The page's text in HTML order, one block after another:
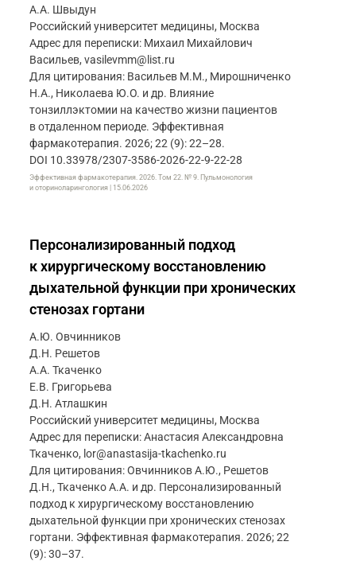
А.А. Швыдун
Российский университет медицины, Москва
Адрес для переписки: Михаил Михайлович
Васильев, vasilevmm@list.ru
Для цитирования: Васильев М.М., Мирошниченко
Н.А., Николаева Ю.О. и др. Влияние
тонзиллэктомии на качество жизни пациентов
в отдаленном периоде. Эффективная
фармакотерапия. 2026; 22 (9): 22–28.
DOI 10.33978/2307-3586-2026-22-9-22-28
Эффективная фармакотерапия. 2026. Том 22. № 9. Пульмонология
и оториноларингология | 15.06.2026
Персонализированный подход
к хирургическому восстановлению
дыхательной функции при хронических
стенозах гортани
А.Ю. Овчинников
Д.Н. Решетов
А.А. Ткаченко
Е.В. Григорьева
Д.Н. Атлашкин
Российский университет медицины, Москва
Адрес для переписки: Анастасия Александровна
Ткаченко, lor@anastasija-tkachenko.ru
Для цитирования: Овчинников А.Ю., Решетов
Д.Н., Ткаченко А.А. и др. Персонализированный
подход к хирургическому восстановлению
дыхательной функции при хронических стенозах
гортани. Эффективная фармакотерапия. 2026; 22
(9): 30–37.